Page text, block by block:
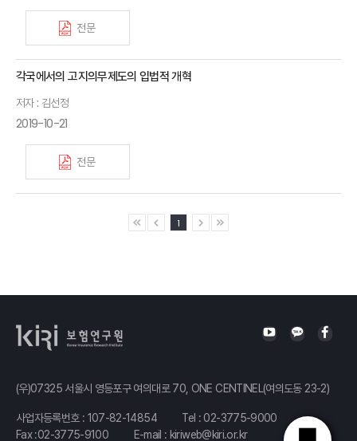
전문
각국에서의 고지의무제도의 입법적 개혁
저자 : 김선정
2019-10-21
전문
1
(우)07325 서울시 영등포구 여의대로 70, ONE CENTINEL(여의도동 23-2)
사업자등록번호 : 107-82-14854 Tel : 02-3775-9000
Fax :02-3775-9100
E-mail : kiriweb@kiri.or.kr